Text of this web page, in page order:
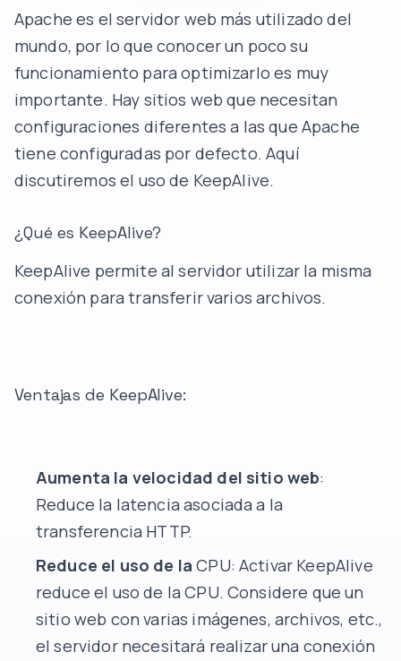
Apache es el servidor web más utilizado del
mundo, por lo que conocer un poco su
funcionamiento para optimizarlo es muy
importante. Hay sitios web que necesitan
configuraciones diferentes a las que Apache
tiene configuradas por defecto. Aquí
discutiremos el uso de KeepAlive.
¿Qué es KeepAlive?
KeepAlive permite al servidor utilizar la misma
conexión para transferir varios archivos.
Ventajas de KeepAlive:
Aumenta la velocidad del sitio web:
Reduce la latencia asociada a la
transferencia HTTP.
Reduce el uso de la CPU: Activar KeepAlive
reduce el uso de la CPU. Considere que un
sitio web con varias imágenes, archivos, etc.,
el servidor necesitará realizar una conexión